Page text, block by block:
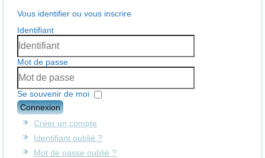
Vous identifier ou vous inscrire
Identifiant
Mot de passe
Se souvenir de moi
Connexion
Créer un compte
Identifiant oublié ?
Mot de passe oublié ?